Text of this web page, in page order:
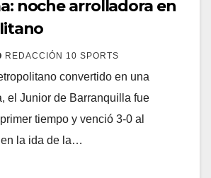
noche arrolladora en
REDACCIÓN 10 SPORTS
convertido en una
el Junior de Barranquilla fue
tiempo y venció 3-0 al
en la ida de la…